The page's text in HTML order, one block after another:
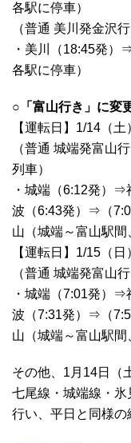
各駅に停車）
（普通 美川発金沢行
・美川（18:45発）
各駅に停車）
○「富山行き」に変
【運転日】1/14（土
（普通 城端発富山
列車）
・城端（6:12発）
波（6:43発）⇒（
山（城端～富山駅間
【運転日】1/15（日
（普通 城端発富山
・城端（7:01発）
波（7:31発）⇒（
山（城端～富山駅間
その他、1月14日（
七尾線・城端線・
行い、平日と同様の